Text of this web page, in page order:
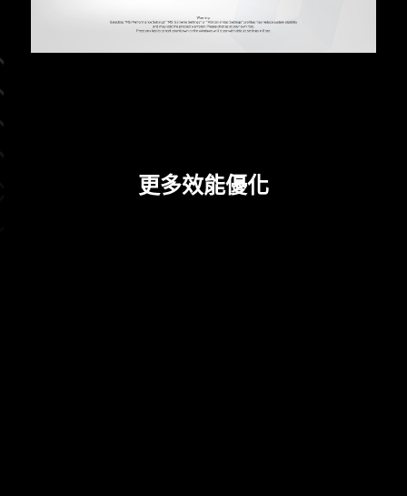
更多效能優化
性，確保 USB 連接埠、DDR 記憶體、PWM IC 和
CPU 等關鍵組件免受過電流影響。這種主動防禦機